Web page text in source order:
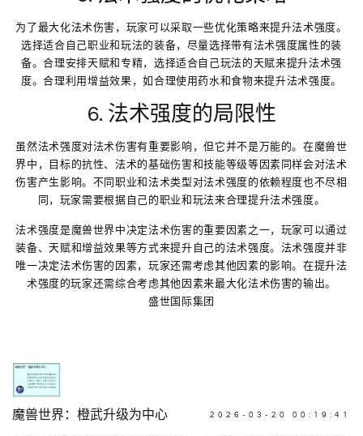
为了最大化法术伤害，玩家可以采取一些优化策略来提升法术强度。
选择适合自己职业和玩法的装备，尽量选择带有法术强度属性的装
备。合理安排天赋和专精，选择适合自己玩法的天赋来提升法术强
度。合理利用增益效果，如合理使用药水和食物来提升法术强度。
6. 法术强度的局限性
虽然法术强度对法术伤害有重要影响，但它并不是万能的。在魔兽世
界中，目标的抗性、法术的基础伤害和技能等级等因素同样会对法术
伤害产生影响。不同职业和法术类型对法术强度的依赖程度也不尽相
同，玩家需要根据自己的职业和玩法来合理提升法术强度。
法术强度是魔兽世界中决定法术伤害的重要因素之一，玩家可以通过
装备、天赋和增益效果等方式来提升自己的法术强度。法术强度并非
唯一决定法术伤害的因素，玩家还需考虑其他因素的影响。在提升法
术强度的玩家还需综合考虑其他因素来最大化法术伤害的输出。
盛世国际集团
魔兽世界：橙武升级为中心 2026-03-20 00:19:41